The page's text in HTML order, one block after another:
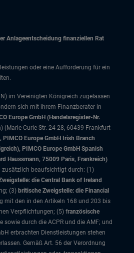
Anlageentscheidung finanziellen Rat
oder eine Aufforderung für ein
im Vereinigten Königreich zugelassen
sich mit ihrem Finanzberater in
Europe GmbH (Handelsregister-Nr.
Curie-Str. 24-28, 60439 Frankfurt
Europe GmbH Irish Branch
PIMCO Europe GmbH Spanish
Haussmann, 75009 Paris, Frankreich)
zusätzlich beaufsichtigt durch: (1)
die Central Bank of Ireland
(3) britische Zweigstelle: die Financial
mit den in den Artikeln 168 und 203 bis
Verpflichtungen; (5) französische
durch die ACPR und die AMF; und
erbrachten Dienstleistungen stehen
Gemäß Art. 56 der Verordnung